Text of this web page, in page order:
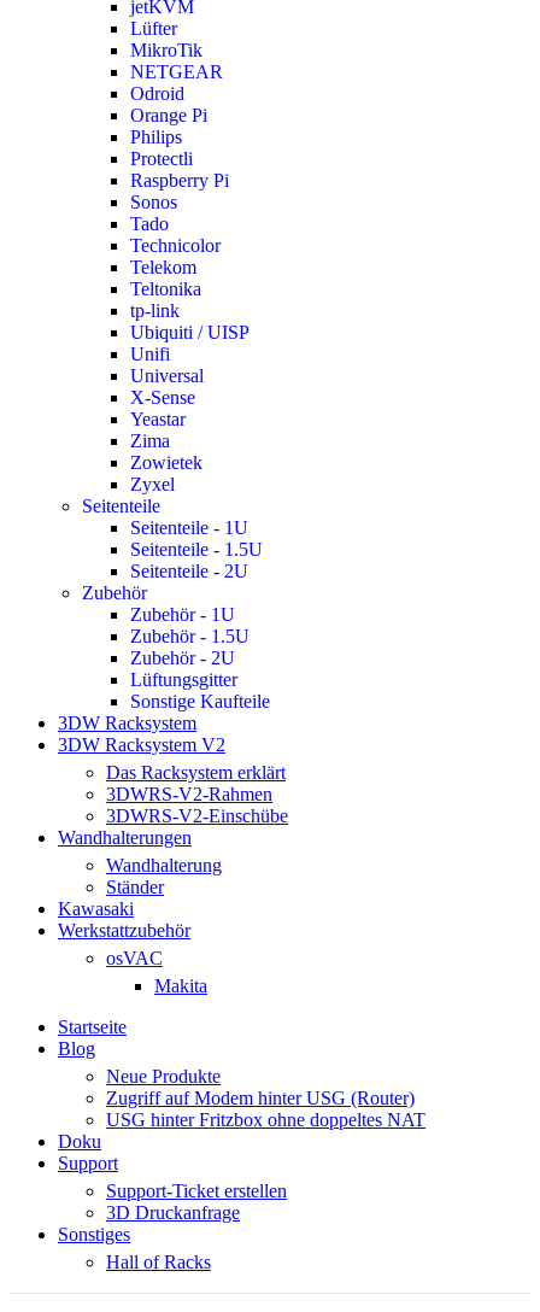
jetKVM
Lüfter
MikroTik
NETGEAR
Odroid
Orange Pi
Philips
Protectli
Raspberry Pi
Sonos
Tado
Technicolor
Telekom
Teltonika
tp-link
Ubiquiti / UISP
Unifi
Universal
X-Sense
Yeastar
Zima
Zowietek
Zyxel
Seitenteile
Seitenteile - 1U
Seitenteile - 1.5U
Seitenteile - 2U
Zubehör
Zubehör - 1U
Zubehör - 1.5U
Zubehör - 2U
Lüftungsgitter
Sonstige Kaufteile
3DW Racksystem
3DW Racksystem V2
Das Racksystem erklärt
3DWRS-V2-Rahmen
3DWRS-V2-Einschübe
Wandhalterungen
Wandhalterung
Ständer
Kawasaki
Werkstattzubehör
osVAC
Makita
Startseite
Blog
Neue Produkte
Zugriff auf Modem hinter USG (Router)
USG hinter Fritzbox ohne doppeltes NAT
Doku
Support
Support-Ticket erstellen
3D Druckanfrage
Sonstiges
Hall of Racks